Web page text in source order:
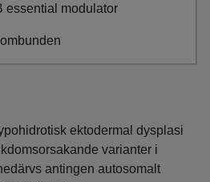
essential modulator
ektodermal dysplasi
varianter i
antingen autosomalt